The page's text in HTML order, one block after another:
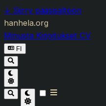
↓ Siirry pääsisältöön
hanhela.org
Minusta Kirjoitukset CV
FI